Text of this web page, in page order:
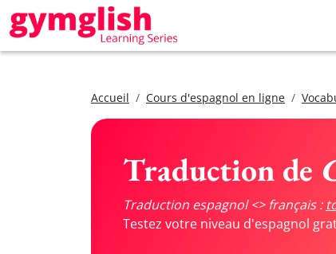
Accueil Cours d'espagnol en ligne
Traduction de
Traduction espagnol <> français :
Testez votre niveau d'espagnol